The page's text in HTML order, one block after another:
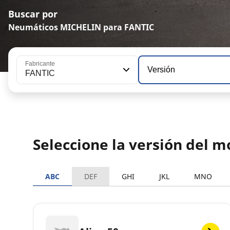
Buscar por
Neumáticos MICHELIN para FANTIC
Fabricante
FANTIC Versión
Seleccione la versión del
ABC DEF GHI JKL MNO